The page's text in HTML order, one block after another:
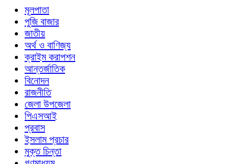
মূলপাতা
পুজি বাজার
জাতীয়
অর্থ ও বাণিজ্য
ক্রাইম করাপশন
আন্তর্জাতিক
বিনোদন
রাজনীতি
জেলা উপজেলা
পিএসআই
প্রবাস
ইসলাম প্রচার
মুক্ত চিন্তা